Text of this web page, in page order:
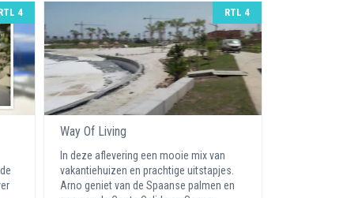
4 RTL 4
Way Of Living
In deze aflevering een mooie mix van
vakantiehuizen en prachtige uitstapjes.
Arno geniet van de Spaanse palmen en